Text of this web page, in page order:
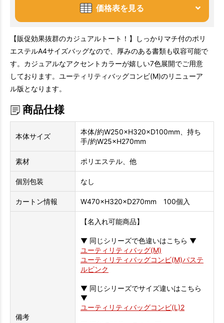
価格表を見る
【販促効果抜群のカジュアルトート！】しっかりマチ付のポリ
エステルA4サイズバッグなので、厚みのある書類も収容可能で
す。カジュアルなアクセントカラーが嬉しい7色展開でご用意
しております。ユーティリティバッグコンビ(M)のリニューア
ル版となります。
商品仕様
本体サイズ
本体/約W250×H320×D100mm、持ち
手/約W25×H270mm
素材 ポリエステル、他
個別包装 なし
カートン情報 W470×H320×D270mm 100個入
備考
【名入れ可能商品】
▼ 同じシリーズで色違いはこちら ▼
ユーティリティバッグ(M)
ユーティリティバッグコンビ(M)パステ
ルピンク
▼ 同じシリーズでサイズ違いはこちら
▼
ユーティリティバッグコンビ(L)2